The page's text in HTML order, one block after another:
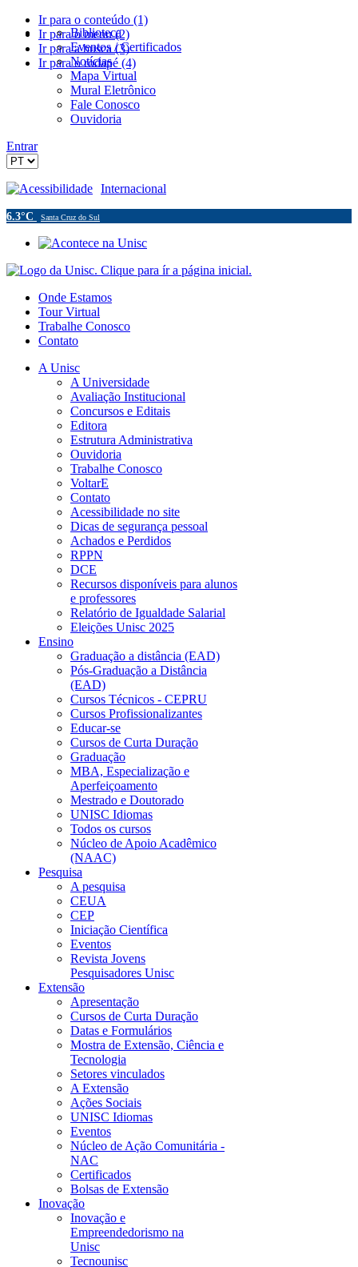
Ir para o conteúdo (1)
Ir para o menu (2)
Ir para a busca (3)
Ir para o rodapé (4)
Biblioteca
Eventos / Certificados
Notícias
Mapa Virtual
Mural Eletrônico
Fale Conosco
Ouvidoria
Entrar
Acessibilidade Internacional
6.3°C Santa Cruz do Sul
Onde Estamos
Tour Virtual
Trabalhe Conosco
Contato
A Unisc
A Universidade
Avaliação Institucional
Concursos e Editais
Editora
Estrutura Administrativa
Ouvidoria
Trabalhe Conosco
VoltarE
Contato
Acessibilidade no site
Dicas de segurança pessoal
Achados e Perdidos
RPPN
DCE
Recursos disponíveis para alunos
e professores
Relatório de Igualdade Salarial
Eleições Unisc 2025
Ensino
Graduação a distância (EAD)
Pós-Graduação a Distância
(EAD)
Cursos Técnicos - CEPRU
Cursos Profissionalizantes
Educar-se
Cursos de Curta Duração
Graduação
MBA, Especialização e
Aperfeiçoamento
Mestrado e Doutorado
UNISC Idiomas
Todos os cursos
Núcleo de Apoio Acadêmico
(NAAC)
Pesquisa
A pesquisa
CEUA
CEP
Iniciação Científica
Eventos
Revista Jovens
Pesquisadores Unisc
Extensão
Apresentação
Cursos de Curta Duração
Datas e Formulários
Mostra de Extensão, Ciência e
Tecnologia
Setores vinculados
A Extensão
Ações Sociais
UNISC Idiomas
Eventos
Núcleo de Ação Comunitária -
NAC
Certificados
Bolsas de Extensão
Inovação
Inovação e
Empreendedorismo na
Unisc
Tecnounisc